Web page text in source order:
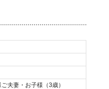
夫妻・お子様（3歳）